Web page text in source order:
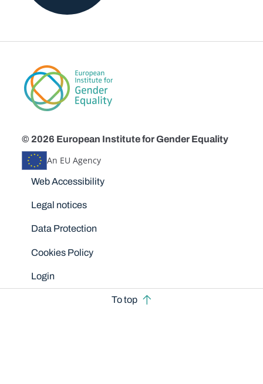
© 2026 European Institute for Gender Equality
An EU Agency
Disclaimers
Web Accessibility
Legal notices
Data Protection
Cookies Policy
Login
To top